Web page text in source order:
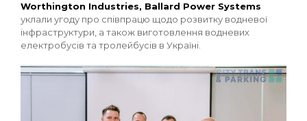
Worthington Industries, Ballard Power Systems
уклали угоду про співпрацю щодо розвитку водневої
інфраструктури, а також виготовлення водневих
електробусів та тролейбусів в Україні.